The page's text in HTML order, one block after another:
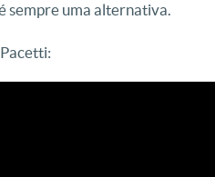
sempre uma alternativa.